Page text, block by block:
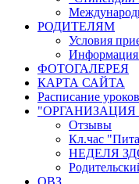
РОДИТЕЛЯМ
Условия
ФОТОГАЛЕРЕЯ
КАРТА САЙТА
Расписание уроков
Отзывы
Кл.час
НЕДЕЛЯ
ОВЗ